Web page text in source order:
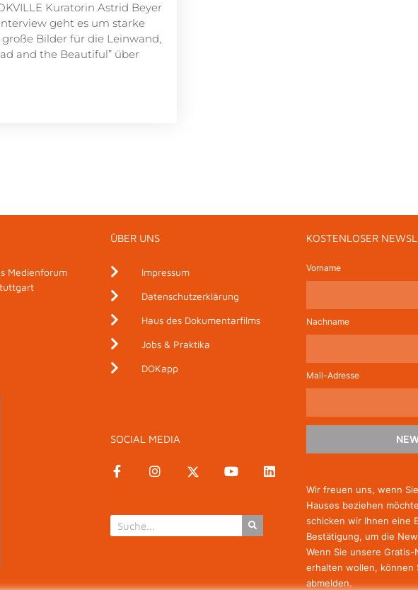
Kuratorin Astrid Beyer
geht es um starke
Bilder für die Leinwand,
and the Beautiful” über
Medienforum
ÜBER UNS
Impressum
Datenschutzerklärung
Haus des Dokumentarfilms
Jobs & Praktika
DOKapp
SOCIAL MEDIA
KOSTENLOSER
Vorname
Nachname
Mail-Adresse
Wir freuen uns, wenn
Hauses beziehen
schicken wir Ihnen eine
Bestätigung, um die
Wenn Sie unsere
erhalten wollen, können
abmelden.